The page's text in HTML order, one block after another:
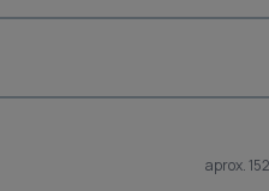
aprox.